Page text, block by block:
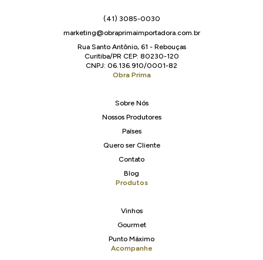
(41) 3085-0030
marketing@obraprimaimportadora.com.br
Rua Santo Antônio, 61 - Rebouças
Curitiba/PR CEP: 80230-120
CNPJ: 06.136.910/0001-82
Obra Prima
Sobre Nós
Nossos Produtores
Países
Quero ser Cliente
Contato
Blog
Produtos
Vinhos
Gourmet
Punto Máximo
Acompanhe